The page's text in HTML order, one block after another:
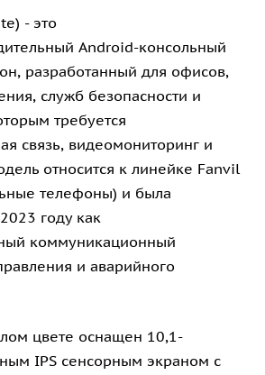
- это
Android-консольный
разработанный для офисов,
служб безопасности и
требуется
связь, видеомониторинг и
относится к линейке Fanvil
телефоны) и была
году как
коммуникационный
и аварийного
цвете оснащен 10,1-
IPS сенсорным экраном с